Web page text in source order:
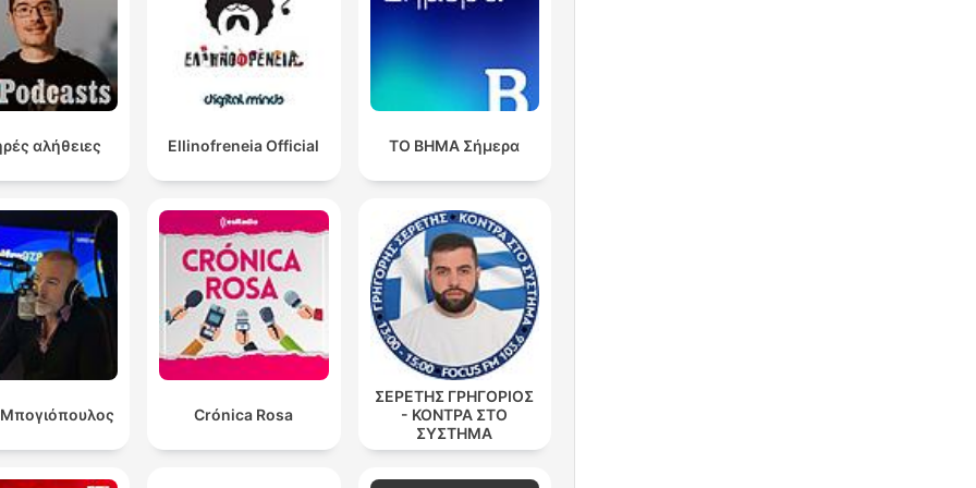
00:47:13 Justicia para niños inmigrantes en EE. UU.
00:48:31 La evolución del huachicol en México
Nuevas restricciones de Trump al turismo de
00:55:53 Detención del exgobernador de Guerrero
κλικ σε ένα κεφάλαιο για να μεταβείτε απευθείας σε εκείνη τη στιγμή
σημεία
se llama A Toxic Love Story una historia de amor tóxica
que está en Netflix y básicamente es un documental
hecho reales obviamente las personas que salen ahí son
00:02:58 · El locutor presenta un documental sobre una relación
conflictiva basada en hechos reales.
αλήθειες Ellinofreneia Official ΤΟ ΒΗΜΑ Σήμερα
Μπογιόπουλος Crónica Rosa
ΣΕΡΕΤΗΣ ΓΡΗΓΟΡΙΟΣ
- ΚΟΝΤΡΑ ΣΤΟ
ΣΥΣΤΗΜΑ